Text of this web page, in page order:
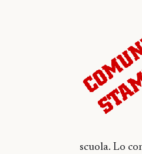
scuola. Lo